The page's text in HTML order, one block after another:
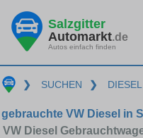
Salzgitter
Automarkt.de
Autos einfach finden
❯ SUCHEN ❯ DIESEL
gebrauchte VW Diesel in
VW Diesel